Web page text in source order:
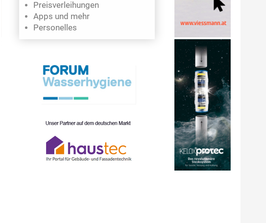
Preisverleihungen
Apps und mehr
Personelles